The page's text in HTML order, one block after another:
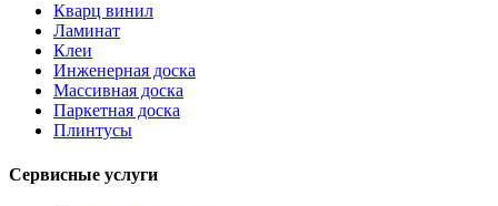
Кварц винил
Ламинат
Клеи
Инженерная доска
Массивная доска
Паркетная доска
Плинтусы
Сервисные услуги